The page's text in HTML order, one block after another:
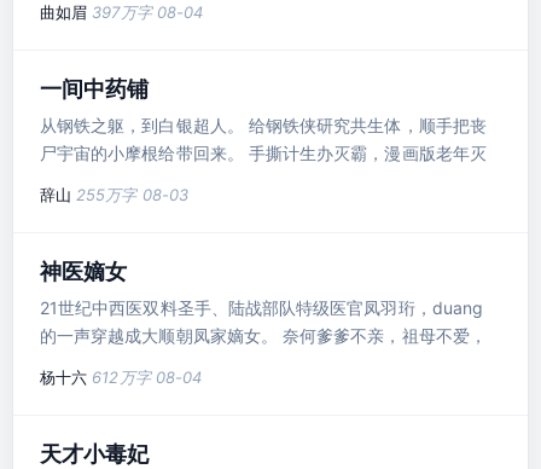
人这么多，嫁给谁呀？ 大美人磨刀霍霍：喵的，我要先给那
曲如眉 397万字 08-04
一间中药铺
从钢铁之躯，到白银超人。 给钢铁侠研究共生体，顺手把丧
尸宇宙的小摩根给带回来。 手撕计生办灭霸，漫画版老年灭
奥创？活不过两章的电子垃圾罢了。 黑化的克拉克，未知身
年以后，林峰左手提着宇宙立方，右手提着火种源。 什么？
了……
辞山 255万字 08-03
神医嫡女
21世纪中西医双料圣手、陆战部队特级医官凤羽珩，duang
的一声穿越成大顺朝凤家嫡女。 奈何爹爹不亲，祖母不爱，
能再像原主那般窝囊！ 跟我斗？老子一鞭子抽得你满地找
针下去扎你个半身不遂！ 杀我灭口？一爪子挠开你的心窝！
杨十六 612万字 08-04
天才小毒妃